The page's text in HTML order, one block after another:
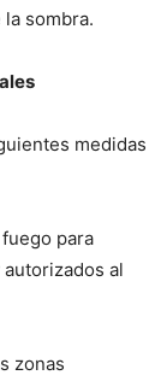
sombra.
medidas
para
al
zonas